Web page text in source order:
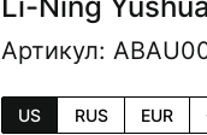
Артикул:
US RUS EUR